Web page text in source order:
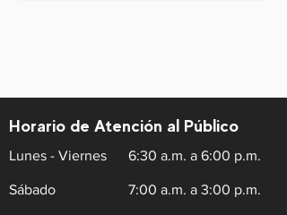
Horario de Atención al Público
Lunes - Viernes 6:30 a.m. a 6:00 p.m.
Sábado 7:00 a.m. a 3:00 p.m.